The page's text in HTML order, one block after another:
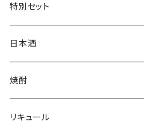
タオル・トートバッグ
キーホルダー
ミニゼッケン
サイダー
甘酒
天然炭酸水
特別セット
日本酒
シェフヒロ×市野屋
浪漫亭企画商品
焼酎
ｻｸﾗｵﾌﾞﾙﾜﾘｰ ダルマ焼酎
リキュール